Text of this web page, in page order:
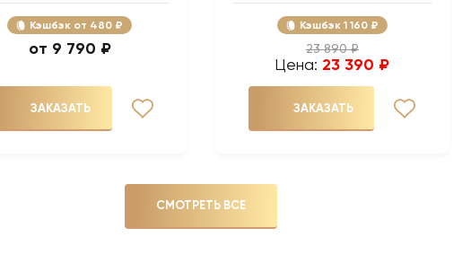
Кэшбэк 480 ₽
9 790 ₽
ЗАКАЗАТЬ
Кэшбэк 1 160 ₽
23 890 ₽
Цена: 23 390 ₽
ЗАКАЗАТЬ
СМОТРЕТЬ ВСЕ